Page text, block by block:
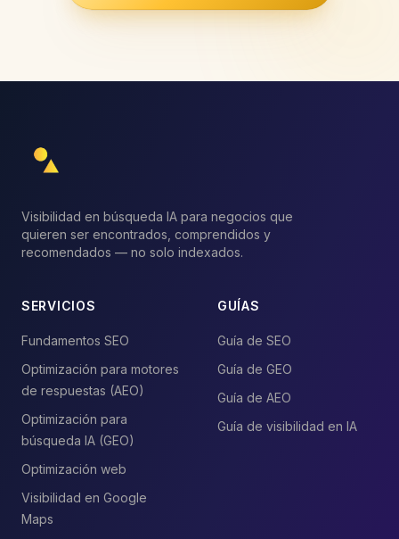
Visibilidad en búsqueda IA para negocios que
quieren ser encontrados, comprendidos y
recomendados — no solo indexados.
SERVICIOS
Fundamentos SEO
Optimización para motores
de respuestas (AEO)
Optimización para
búsqueda IA (GEO)
Optimización web
Visibilidad en Google
Maps
GUÍAS
Guía de SEO
Guía de GEO
Guía de AEO
Guía de visibilidad en IA